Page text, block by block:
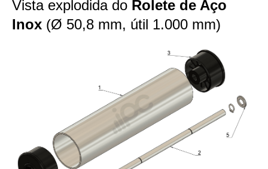
Vista explodida do Rolete de Aço
Inox (Ø 50,8 mm, útil 1.000 mm)